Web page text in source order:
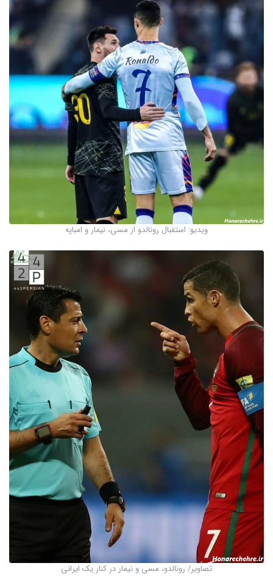
ویدیو: استقبال رونالدو از مسی، نیمار و امباپه
تصاویر/ رونالدو، مسی و نیمار در کنار یک ایرانی